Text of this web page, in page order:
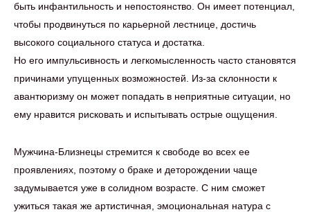
быть инфантильность и непостоянство. Он имеет потенциал,
чтобы продвинуться по карьерной лестнице, достичь
высокого социального статуса и достатка.
Но его импульсивность и легкомысленность часто становятся
причинами упущенных возможностей. Из-за склонности к
авантюризму он может попадать в неприятные ситуации, но
ему нравится рисковать и испытывать острые ощущения.
Мужчина-Близнецы стремится к свободе во всех ее
проявлениях, поэтому о браке и деторождении чаще
задумывается уже в солидном возрасте. С ним сможет
ужиться такая же артистичная, эмоциональная натура с